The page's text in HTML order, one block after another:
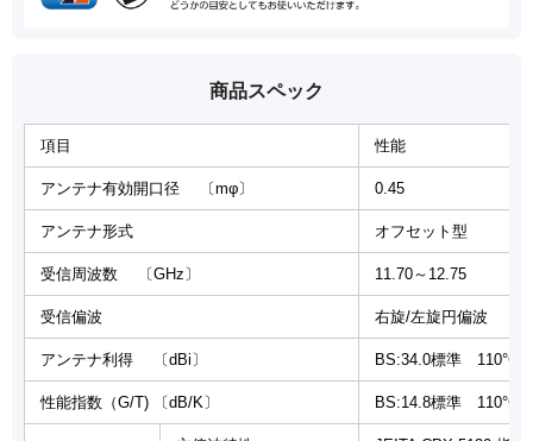
商品スペック
項目 性能
アンテナ有効開口径 〔mφ〕 0.45
アンテナ形式 オフセット型
受信周波数 〔GHz〕 11.70～12.75
受信偏波 右旋/左旋円偏波
アンテナ利得 〔dBi〕 BS:34.0標準
性能指数（G/T) 〔dB/K〕 BS:14.8標準